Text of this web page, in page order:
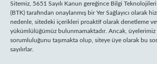
Sitemiz, 5651 Sayılı Kanun gereğince Bilgi
(BTK) tarafından onaylanmış bir Yer Sağlayıcı olarak
nedenle, sitedeki içerikleri proaktif olarak denetleme
yükümlülüğümüz bulunmamaktadır. Ancak, üyelerimiz
sorumluluğunu taşımakta olup, siteye üye olarak bu
sayılırlar.